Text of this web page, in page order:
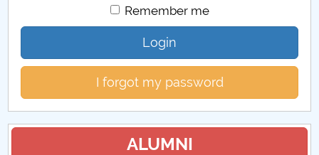
Remember me
Login
I forgot my password
ALUMNI